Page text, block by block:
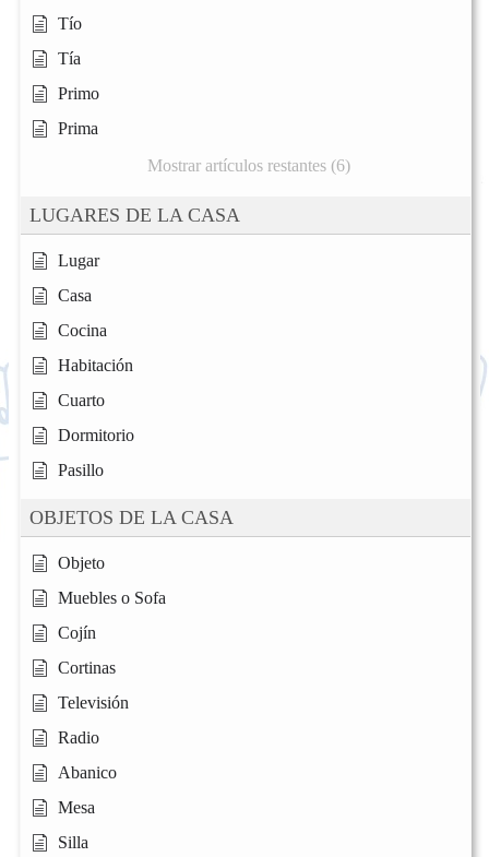
Tío
Tía
Primo
Prima
Mostrar artículos restantes (6)
LUGARES DE LA CASA
Lugar
Casa
Cocina
Habitación
Cuarto
Dormitorio
Pasillo
OBJETOS DE LA CASA
Objeto
Muebles o Sofa
Cojín
Cortinas
Televisión
Radio
Abanico
Mesa
Silla